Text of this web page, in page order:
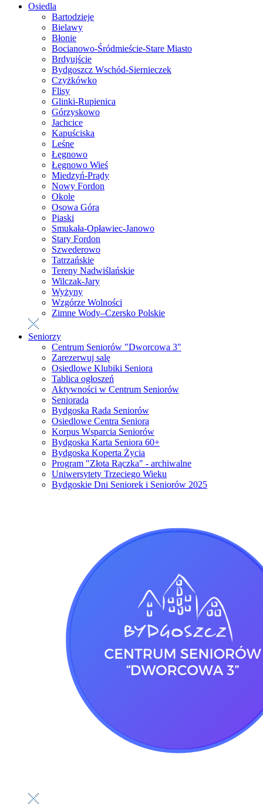
Osiedla
Bartodzieje
Bielawy
Błonie
Bocianowo-Śródmieście-Stare Miasto
Brdyujście
Bydgoszcz Wschód-Siernieczek
Czyżkówko
Flisy
Glinki-Rupienica
Górzyskowo
Jachcice
Kapuściska
Leśne
Łęgnowo
Łęgnowo Wieś
Miedzyń-Prądy
Nowy Fordon
Okole
Osowa Góra
Piaski
Smukała-Opławiec-Janowo
Stary Fordon
Szwederowo
Tatrzańskie
Tereny Nadwiślańskie
Wilczak-Jary
Wyżyny
Wzgórze Wolności
Zimne Wody–Czersko Polskie
Seniorzy
Centrum Seniorów "Dworcowa 3"
Zarezerwuj salę
Osiedlowe Klubiki Seniora
Tablica ogłoszeń
Aktywności w Centrum Seniorów
Seniorada
Bydgoska Rada Seniorów
Osiedlowe Centra Seniora
Korpus Wsparcia Seniorów
Bydgoska Karta Seniora 60+
Bydgoska Koperta Życia
Program "Złota Rączka" - archiwalne
Uniwersytety Trzeciego Wieku
Bydgoskie Dni Seniorek i Seniorów 2025